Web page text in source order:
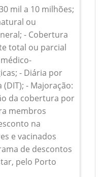
mil a 10 milhões;
ou
- Cobertura
total ou parcial
- Diária por
- Majoração:
da cobertura por
membros
na
e vacinados
de descontos
pelo Porto